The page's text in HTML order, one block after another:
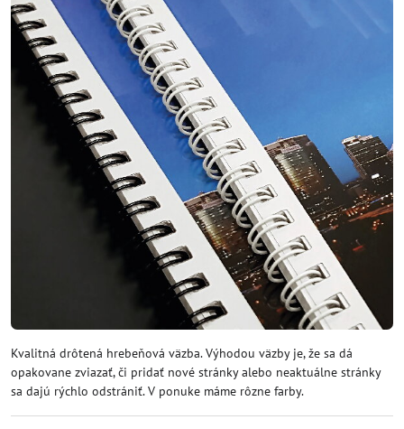
Kvalitná drôtená hrebeňová väzba. Výhodou väzby je, že sa dá
opakovane zviazať, či pridať nové stránky alebo neaktuálne stránky
sa dajú rýchlo odstrániť. V ponuke máme rôzne farby.